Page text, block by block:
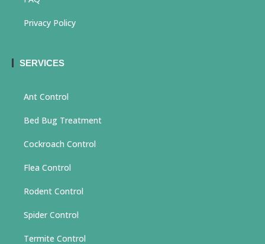
Privacy Policy
SERVICES
Ant Control
Bed Bug Treatment
Cockroach Control
Flea Control
Rodent Control
Spider Control
Termite Control